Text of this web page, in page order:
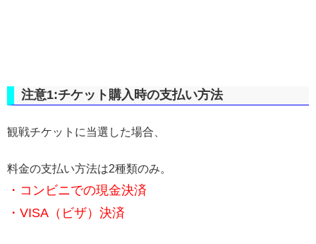
注意1:チケット購入時の支払い方法
観戦チケットに当選した場合、
料金の支払い方法は2種類のみ。
・コンビニでの現金決済
・VISA（ビザ）決済